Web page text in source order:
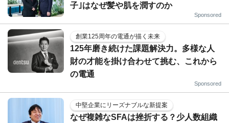
子｣はなぜ髪や肌を潤すのか
Sponsored
創業125周年の電通が描く未来
125年磨き続けた課題解決力。多様な人
財の才能を掛け合わせて挑む、これから
の電通
Sponsored
中堅企業にリーズナブルな新提案
なぜ複雑なSFAは挫折する？少人数組織